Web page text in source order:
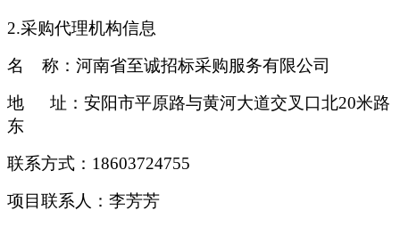
2.采购代理机构信息
名
称： 河南省至诚招标采购服务有限公司
地
址：安阳市平原路与黄河大道交叉口北20米路
东
联系方式： 18603724755
项目联系人： 李芳芳